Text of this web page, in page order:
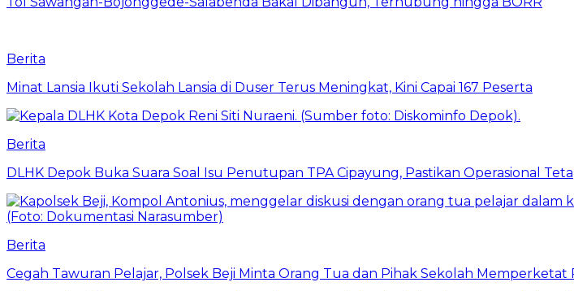
Berita
Minat Lansia Ikuti Sekolah Lansia di Duser Terus Meningkat, Kini Capai 167 Peserta
Berita
DLHK Depok Buka Suara Soal Isu Penutupan TPA Cipayung, Pastikan Operasional
Berita
Cegah Tawuran Pelajar, Polsek Beji Minta Orang Tua dan Pihak Sekolah Memperketat